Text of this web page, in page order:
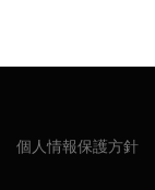
個人情報保護方針